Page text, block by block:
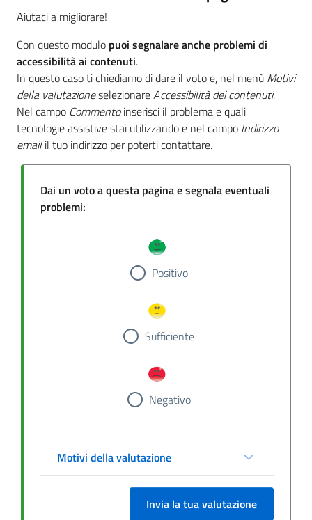
Aiutaci a migliorare!
Con questo modulo puoi segnalare anche problemi di
accessibilità ai contenuti.
In questo caso ti chiediamo di dare il voto e, nel menù Motivi
della valutazioneselezionareAccessibilità dei contenuti.
Nel campo Commentoinserisci il problema e quali
tecnologie assistive stai utilizzando e nel campo Indirizzo
emailil tuo indirizzo per poterti contattare.
Dai un voto a questa pagina e segnala eventuali
problemi:
Positivo
Sufficiente
Negativo
Motivi della valutazione
Invia la tua valutazione